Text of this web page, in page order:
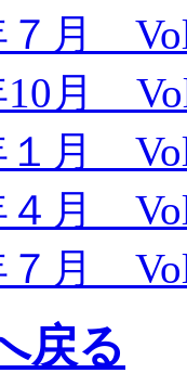
７月
10月
１月
４月
７月
戻る